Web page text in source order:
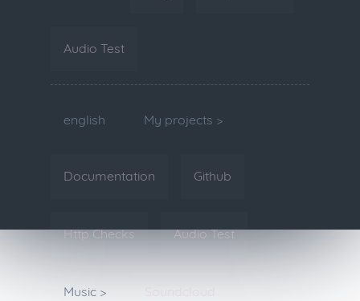
Audio Test
english My projects >
Documentation Github
Http Checks Audio Test
Music >